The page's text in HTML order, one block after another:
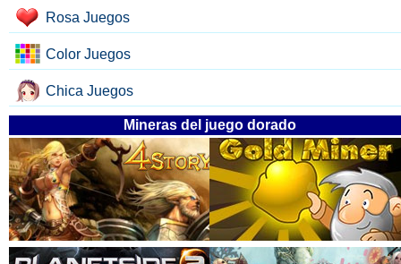
Rosa Juegos
Color Juegos
Chica Juegos
Mineras del juego dorado